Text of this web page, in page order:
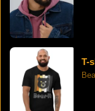
T-